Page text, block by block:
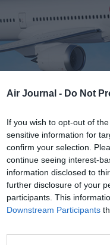
Air Journal - Do Not
If you wish to opt-out of
sensitive information for
confirm your selection.
continue seeing interest-
information disclosed to
further disclosure of your
participants. This
Downstream Participants
©Boeing
Soutenez-nous,